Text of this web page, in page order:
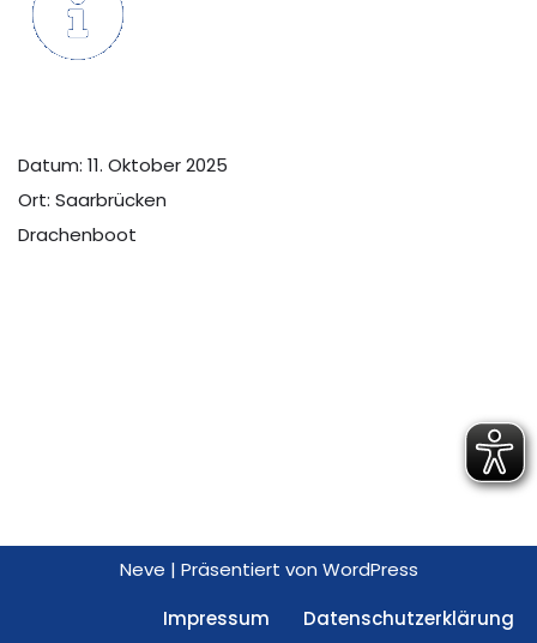
Datum: 11. Oktober 2025
Ort: Saarbrücken
Drachenboot
Neve | Präsentiert von WordPress
Impressum
Datenschutzerklärung